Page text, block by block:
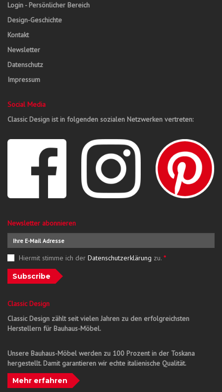
Login - Persönlicher Bereich
Design-Geschichte
Kontakt
Newsletter
Datenschutz
Impressum
Social Media
Classic Design ist in folgenden sozialen Netzwerken vertreten:
Newsletter abonnieren
Hiermit stimme ich der Datenschutzerklärung zu. *
Subscribe
Classic Design
Classic Design zählt seit vielen Jahren zu den erfolgreichsten
Herstellern für Bauhaus-Möbel.
Unsere Bauhaus-Möbel werden zu 100 Prozent in der Toskana
hergestellt. Damit garantieren wir echte italienische Qualität.
Mehr erfahren